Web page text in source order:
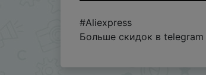
#Aliexpress
Больше скидок в telegram